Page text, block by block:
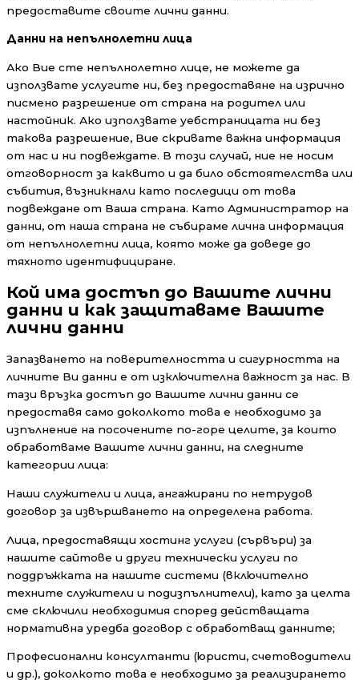
предоставите своите лични данни.
Данни на непълнолетни лица
Ако Вие сте непълнолетно лице, не можете да
използвате услугите ни, без предоставяне на изрично
писмено разрешение от страна на родител или
настойник. Ако използвате уебстраницата ни без
такова разрешение, Вие скривате важна информация
от нас и ни подвеждате. В този случай, ние не носим
отговорност за каквито и да било обстоятелства или
събития, възникнали като последици от това
подвеждане от Ваша страна. Като Администратор на
данни, от наша страна не събираме лична информация
от непълнолетни лица, която може да доведе до
тяхното идентифициране.
Кой има достъп до Вашите лични
данни и как защитаваме Вашите
лични данни
Запазването на поверителността и сигурността на
личните Ви данни е от изключителна важност за нас. В
тази връзка достъп до Вашите лични данни се
предоставя само доколкото това е необходимо за
изпълнение на посочените по-горе целите, за които
обработваме Вашите лични данни, на следните
категории лица:
Наши служители и лица, ангажирани по нетрудов
договор за извършването на определена работа.
Лица, предоставящи хостинг услуги (сървъри) за
нашите сайтове и други технически услуги по
поддръжката на нашите системи (включително
техните служители и подизпълнители), като за целта
сме сключили необходимия според действащата
нормативна уредба договор с обработващ данните;
Професионални консултанти (юристи, счетоводители
и др.), доколкото това е необходимо за реализирането